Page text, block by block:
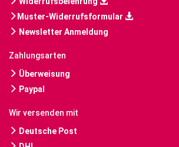
Muster-Widerrufsformular
Newsletter Anmeldung
Zahlungsarten
Überweisung
Paypal
Wir versenden mit
Deutsche Post